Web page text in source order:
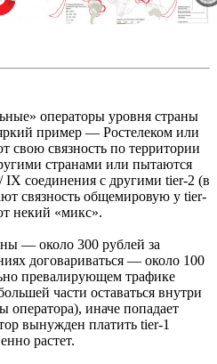
операторы уровня страны
пример — Ростелеком или
свою связность по территории
странами или пытаются
IX соединения с другими tier-2 (в
связность общемировую у tier-
некий «микс».
— около 300 рублей за
договариваться — около 100
превалирующем трафике
части оставаться внутри
оператора), иначе попадает
вынужден платить tier-1
растет.